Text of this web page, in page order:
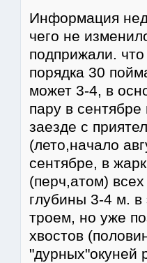
Информация
чего не
подприжали.
порядка 30
может 3-4, в
пару в сентябре
заезде с
(лето,начало
сентябре, в
(перч,атом)
глубины 3-4 м.
троем, но уже
хвостов
"дурных"окуней